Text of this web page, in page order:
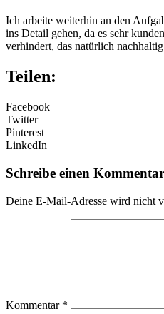
Ich arbeite weiterhin an den
ins Detail gehen, da es sehr
verhindert, das natürlich
Teilen:
Facebook
Twitter
Pinterest
LinkedIn
Schreibe einen Kommentar
Deine E-Mail-Adresse wird nicht
Kommentar *